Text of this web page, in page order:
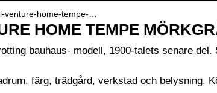
venture-home-tempe-…
HOME TEMPE
bauhaus- modell, 1900-talets senare
färg, trädgård, verkstad och belysning.